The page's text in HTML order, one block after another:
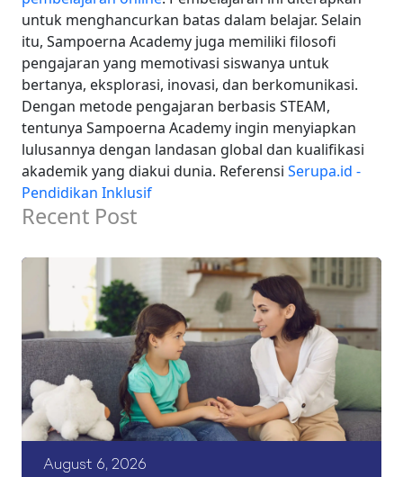
untuk menghancurkan batas dalam belajar. Selain
itu, Sampoerna Academy juga memiliki filosofi
pengajaran yang memotivasi siswanya untuk
bertanya, eksplorasi, inovasi, dan berkomunikasi.
Dengan metode pengajaran berbasis STEAM,
tentunya Sampoerna Academy ingin menyiapkan
lulusannya dengan landasan global dan kualifikasi
akademik yang diakui dunia. Referensi Serupa.id -
Pendidikan Inklusif
Recent Post
August 6, 2026